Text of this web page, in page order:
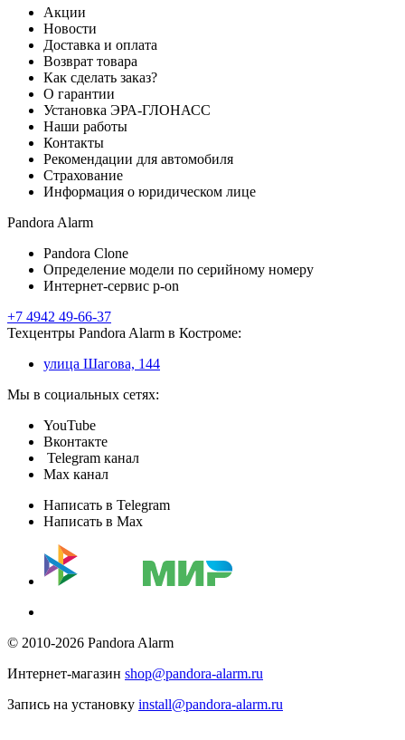
Акции
Новости
Доставка и оплата
Возврат товара
Как сделать заказ?
О гарантии
Установка ЭРА-ГЛОНАСС
Наши работы
Контакты
Рекомендации для автомобиля
Страхование
Информация о юридическом лице
Pandora Alarm
Pandora Clone
Определение модели по серийному номеру
Интернет-сервис p-on
+7 4942 49-66-37
Техцентры Pandora Alarm в Костроме:
улица Шагова, 144
Мы в социальных сетях:
YouTube
Вконтакте
Telegram канал
Max канал
Написать в Telegram
Написать в Max
© 2010-2026 Pandora Alarm
Интернет-магазин shop@pandora-alarm.ru
Запись на установку install@pandora-alarm.ru